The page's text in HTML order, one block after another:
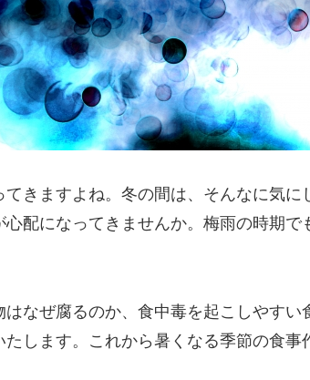
きますよね。冬の間は、そんなに気に
配になってきませんか。梅雨の時期で
なぜ腐るのか、食中毒を起こしやすい
します。これから暑くなる季節の食事